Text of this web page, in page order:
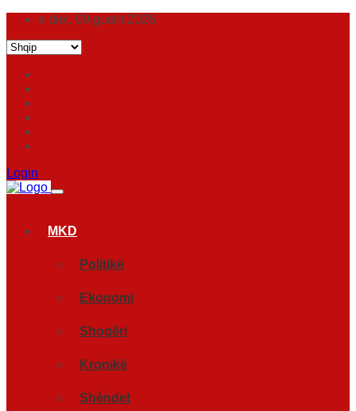
e diel, 09 gusht 2026
Login
MKD
Politikë
Ekonomi
Shoqëri
Kronikë
Shèndet